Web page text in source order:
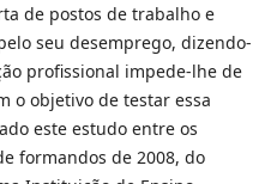
de postos de trabalho e
seu desemprego, dizendo-
profissional impede-lhe de
o objetivo de testar essa
este estudo entre os
formandos de 2008, do